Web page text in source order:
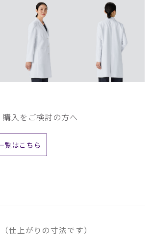
入をご検討の方へ
覧はこちら
（仕上がりの寸法です）